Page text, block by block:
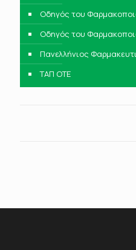
Οδηγός του
Οδηγός του
Πανελλήνιος
ΤΑΠ ΟΤΕ